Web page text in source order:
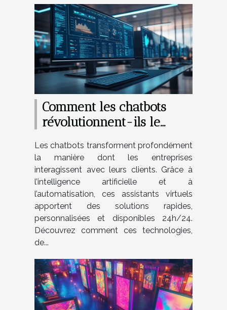
Comment les chatbots
révolutionnent-ils le
Les chatbots transforment profondément
la manière dont les entreprises
interagissent avec leurs clients. Grâce à
l’intelligence artificielle et à
l’automatisation, ces assistants virtuels
apportent des solutions rapides,
personnalisées et disponibles 24h/24.
Découvrez comment ces technologies,
de...